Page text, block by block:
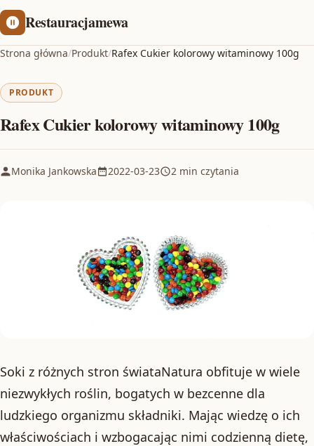
Restauracjamewa
Strona główna/Produkt/Rafex Cukier kolorowy witaminowy 100g
PRODUKT
Rafex Cukier kolorowy witaminowy 100g
Monika Jankowska 2022-03-23 2 min czytania
Soki z różnych stron świataNatura obfituje w wiele
niezwykłych roślin, bogatych w bezcenne dla
ludzkiego organizmu składniki. Mając wiedzę o ich
właściwościach i wzbogacając nimi codzienną dietę,